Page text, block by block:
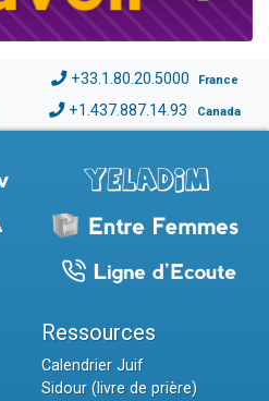
+33.1.80.20.5000 France
+1.437.887.14.93 Canada
Ressources
Calendrier Juif
Sidour (livre de prière)